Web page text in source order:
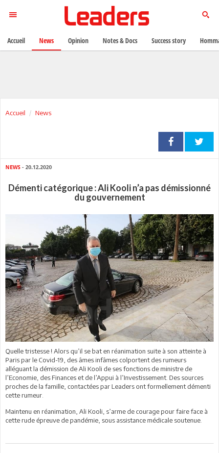
Accueil News
NEWS - 20.12.2020
Démenti catégorique : Ali Kooli n’a pas démissionné
du gouvernement
Quelle tristesse ! Alors qu’il se bat en réanimation suite à son atteinte à
Paris par le Covid-19, des âmes infâmes colportent des rumeurs
alléguant la démission de Ali Kooli de ses fonctions de ministre de
l’Economie, des Finances et de l’Appui à l’Investissement. Des sources
proches de la famille, contactées par Leaders ont formellement démenti
cette rumeur.
Maintenu en réanimation, Ali Kooli, s’arme de courage pour faire face à
cette rude épreuve de pandémie, sous assistance médicale soutenue.
Accueil News Opinion Notes & Docs Success story